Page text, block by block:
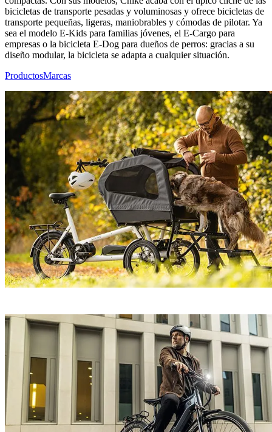
bicicletas de transporte pesadas y voluminosas y ofrece bicicletas de
transporte pequeñas, ligeras, maniobrables y cómodas de pilotar. Ya
sea el modelo E-Kids para familias jóvenes, el E-Cargo para
empresas o la bicicleta E-Dog para dueños de perros: gracias a su
diseño modular, la bicicleta se adapta a cualquier situación.
ProductosMarcas